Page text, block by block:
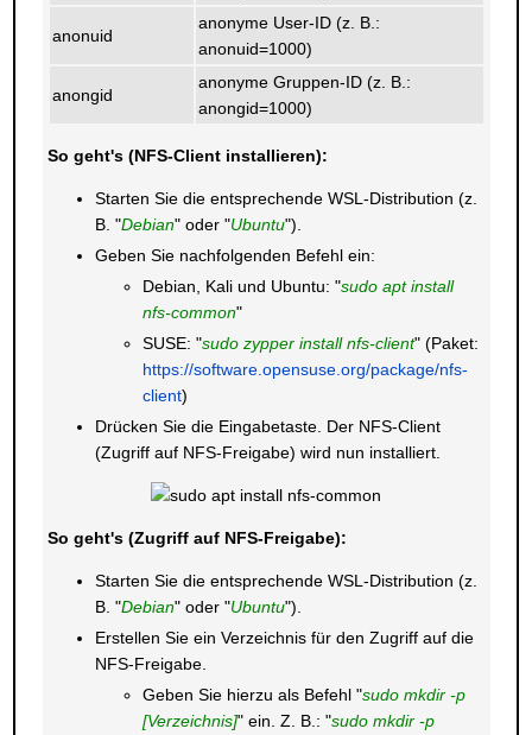
anonuid
anonyme User-ID (z. B.:
anonuid=1000)
anongid
anonyme Gruppen-ID (z. B.:
anongid=1000)
So geht's (NFS-Client installieren):
Starten Sie die entsprechende WSL-Distribution (z.
B. "Debian" oder "Ubuntu").
Geben Sie nachfolgenden Befehl ein:
Debian, Kali und Ubuntu: "sudo apt install
nfs-common"
SUSE: "sudo zypper install nfs-client" (Paket:
https://software.opensuse.org/package/nfs-
client)
Drücken Sie die Eingabetaste. Der NFS-Client
(Zugriff auf NFS-Freigabe) wird nun installiert.
So geht's (Zugriff auf NFS-Freigabe):
Starten Sie die entsprechende WSL-Distribution (z.
B. "Debian" oder "Ubuntu").
Erstellen Sie ein Verzeichnis für den Zugriff auf die
NFS-Freigabe.
Geben Sie hierzu als Befehl "sudo mkdir -p
[Verzeichnis]" ein. Z. B.: "sudo mkdir -p